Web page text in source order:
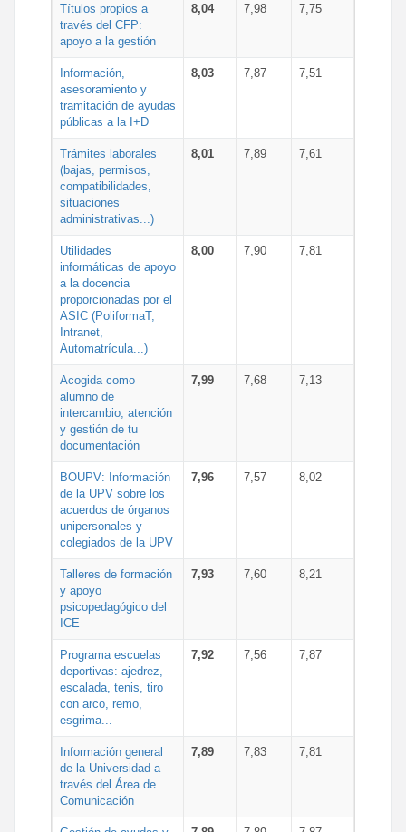
Títulos propios a
través del CFP:
apoyo a la gestión
8,04 7,98 7,75
Información,
asesoramiento y
tramitación de ayudas
públicas a la I+D
8,03 7,87 7,51
Trámites laborales
(bajas, permisos,
compatibilidades,
situaciones
administrativas...)
8,01 7,89 7,61
Utilidades
informáticas de apoyo
a la docencia
proporcionadas por el
ASIC (PoliformaT,
Intranet,
Automatrícula...)
8,00 7,90 7,81
Acogida como
alumno de
intercambio, atención
y gestión de tu
documentación
7,99 7,68 7,13
BOUPV: Información
de la UPV sobre los
acuerdos de órganos
unipersonales y
colegiados de la UPV
7,96 7,57 8,02
Talleres de formación
y apoyo
psicopedagógico del
ICE
7,93 7,60 8,21
Programa escuelas
deportivas: ajedrez,
escalada, tenis, tiro
con arco, remo,
esgrima...
7,92 7,56 7,87
Información general
de la Universidad a
través del Área de
Comunicación
7,89 7,83 7,81